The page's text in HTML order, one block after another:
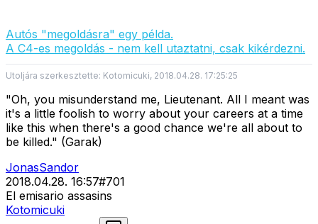
Autós "megoldásra" egy példa.
A C4-es megoldás - nem kell utaztatni, csak kikérdezni.
Utoljára szerkesztette: Kotomicuki, 2018.04.28. 17:25:25
"Oh, you misunderstand me, Lieutenant. All I meant was
it's a little foolish to worry about your careers at a time
like this when there's a good chance we're all about to
be killed." (Garak)
JonasSandor
2018.04.28. 16:57#701
El emisario assasins
Kotomicuki